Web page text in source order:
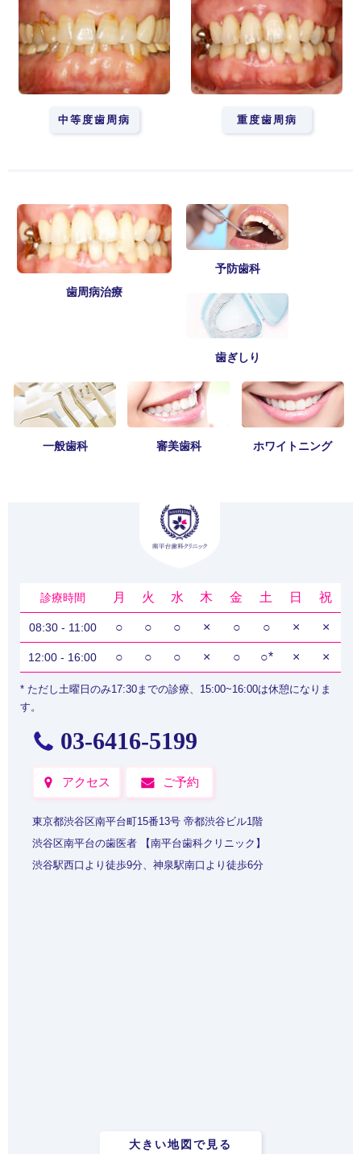
中等度歯周病 重度歯周病
歯周病治療
予防歯科
歯ぎしり
一般歯科 審美歯科 ホワイトニング
診療時間 月 火 水 木 金 土 日 祝
08:30 - 11:00 ○ ○ ○ × ○ ○ × ×
12:00 - 16:00 ○ ○ ○ × ○ ○* × ×
* ただし土曜日のみ17:30までの診療、15:00~16:00は休憩になりま
す。
03-6416-5199
アクセス ご予約
東京都渋谷区南平台町15番13号 帝都渋谷ビル1階
渋谷区南平台の歯医者 【南平台歯科クリニック】
渋谷駅西口より徒歩9分、神泉駅南口より徒歩6分
大きい地図で見る